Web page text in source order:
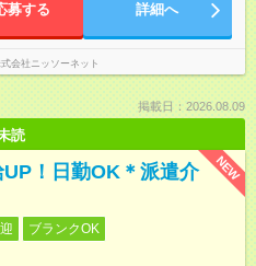
募する 詳細へ
会社ニッソーネット
掲載日：2026.08.09
読
NEW
UP！日勤OK＊派遣介
ブランクOK